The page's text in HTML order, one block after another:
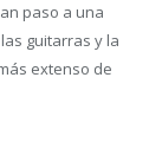
paso a una
guitarras y la
extenso de